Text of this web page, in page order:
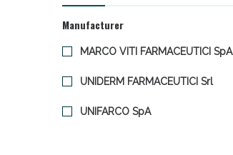
Manufacturer
MARCO VITI FARMACEUTICI SpA
UNIDERM FARMACEUTICI Srl
UNIFARCO SpA